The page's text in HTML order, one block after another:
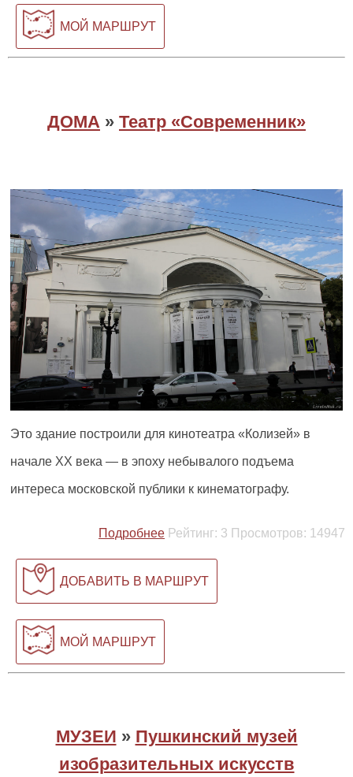
МОЙ МАРШРУТ
ДОМА » Театр «Современник»
Это здание построили для кинотеатра «Колизей» в
начале XX века — в эпоху небывалого подъема
интереса московской публики к кинематографу.
Подробнее Рейтинг: 3 Просмотров: 14947
ДОБАВИТЬ В МАРШРУТ
МОЙ МАРШРУТ
МУЗЕИ » Пушкинский музей
изобразительных искусств